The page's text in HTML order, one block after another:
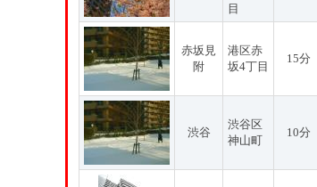
目
赤坂見
附
港区赤
坂4丁目
15分
渋谷
渋谷区
神山町
10分